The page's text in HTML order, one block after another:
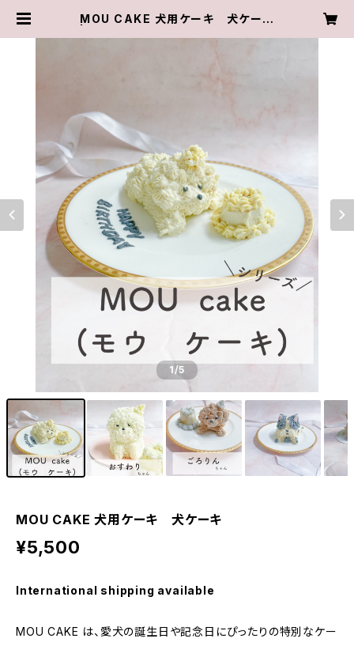
MOU CAKE 犬用ケーキ 犬ケーキ
1/5
MOU CAKE 犬用ケーキ 犬ケーキ
¥5,500
International shipping available
MOU CAKE は、愛犬の誕生日や記念日にぴったりの特別なケー